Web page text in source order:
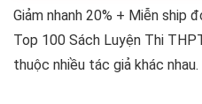
Giảm nhanh 20% + Miễn ship
Top 100 Sách Luyện Thi
thuộc nhiều tác giả khác nhau.